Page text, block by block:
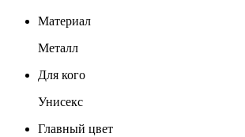
Материал
Металл
Для кого
Унисекс
Главный цвет